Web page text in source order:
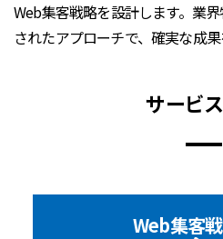
Web集客戦略を設計します。業
されたアプローチで、確実な成果
サービ
Web集客